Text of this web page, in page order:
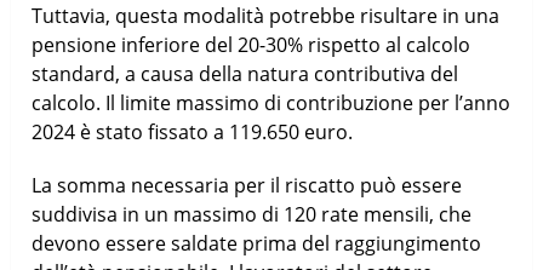
Tuttavia, questa modalità potrebbe risultare in una
pensione inferiore del 20-30% rispetto al calcolo
standard, a causa della natura contributiva del
calcolo. Il limite massimo di contribuzione per l’anno
2024 è stato fissato a 119.650 euro.
La somma necessaria per il riscatto può essere
suddivisa in un massimo di 120 rate mensili, che
devono essere saldate prima del raggiungimento